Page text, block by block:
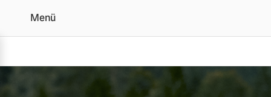
Original Volvo Zubehör
Menü